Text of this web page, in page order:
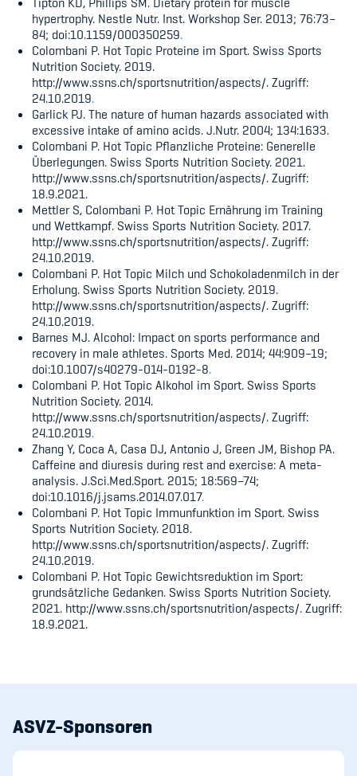
hypertrophy. Nestle Nutr. Inst. Workshop Ser. 2013; 76:73–
84; doi:10.1159/000350259.
Colombani P. Hot Topic Proteine im Sport. Swiss Sports
Nutrition Society. 2019.
http://www.ssns.ch/sportsnutrition/aspects/. Zugriff:
24.10.2019.
Garlick PJ. The nature of human hazards associated with
excessive intake of amino acids.J.Nutr. 2004; 134:1633.
Colombani P. Hot Topic Pflanzliche Proteine: Generelle
Überlegungen. Swiss Sports Nutrition Society. 2021.
http://www.ssns.ch/sportsnutrition/aspects/.Zugriff:
18.9.2021.
Mettler S, Colombani P. Hot Topic Ernährung im Training
und Wettkampf. Swiss Sports Nutrition Society. 2017.
http://www.ssns.ch/sportsnutrition/aspects/.Zugriff:
24.10.2019.
Colombani P. Hot Topic Milch und Schokoladenmilch in der
Erholung. Swiss Sports Nutrition Society. 2019.
http://www.ssns.ch/sportsnutrition/aspects/. Zugriff:
24.10.2019.
Barnes MJ. Alcohol: Impact on sports performance and
recovery in male athletes. Sports Med. 2014; 44:909–19;
doi:10.1007/s40279-014-0192-8.
Colombani P. Hot Topic Alkohol im Sport. Swiss Sports
Nutrition Society. 2014.
http://www.ssns.ch/sportsnutrition/aspects/. Zugriff:
24.10.2019.
Zhang Y, Coca A, Casa DJ, Antonio J, Green JM, Bishop PA.
Caffeine and diuresis during rest and exercise: A meta-
analysis. J.Sci.Med.Sport. 2015; 18:569–74;
doi:10.1016/j.jsams.2014.07.017.
Colombani P. Hot Topic Immunfunktion im Sport. Swiss
Sports Nutrition Society. 2018.
http://www.ssns.ch/sportsnutrition/aspects/.Zugriff:
24.10.2019.
Colombani P. Hot Topic Gewichtsreduktion im Sport:
grundsätzliche Gedanken. Swiss Sports Nutrition Society.
2021. http://www.ssns.ch/sportsnutrition/aspects/. Zugriff:
18.9.2021.
ASVZ-Sponsoren